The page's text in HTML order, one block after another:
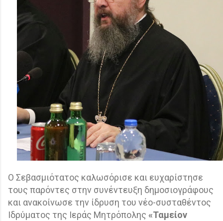
Ο Σεβασμιότατος καλωσόρισε και ευχαρίστησε
τους παρόντες στην συνέντευξη δημοσιογράφους
και ανακοίνωσε την ίδρυση του νέο-συσταθέντος
Ιδρύματος της Ιεράς Μητρόπολης «Ταμείον